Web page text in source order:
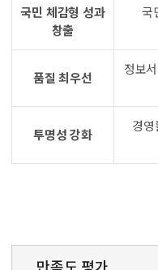
국민 체감형 성과
창출
국
품질 최우선
정보
투명성 강화
경